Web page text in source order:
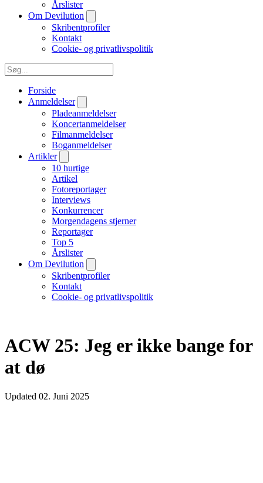
Årslister
Om Devilution
Skribentprofiler
Kontakt
Cookie- og privatlivspolitik
Forside
Anmeldelser
Pladeanmeldelser
Koncertanmeldelser
Filmanmeldelser
Boganmeldelser
Artikler
10 hurtige
Artikel
Fotoreportager
Interviews
Konkurrencer
Morgendagens stjerner
Reportager
Top 5
Årslister
Om Devilution
Skribentprofiler
Kontakt
Cookie- og privatlivspolitik
ACW 25: Jeg er ikke bange for
at dø
Updated 02. Juni 2025